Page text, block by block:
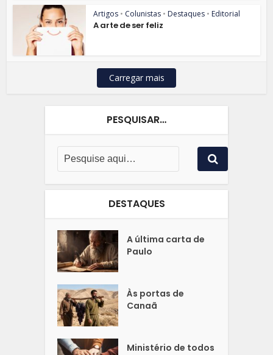
Artigos • Colunistas • Destaques • Editorial
A arte de ser feliz
Carregar mais
PESQUISAR…
DESTAQUES
A última carta de
Paulo
Às portas de
Canaã
Ministério de todos